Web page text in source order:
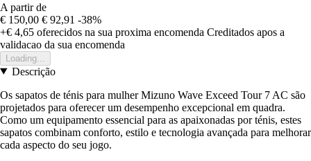
A partir de
€ 150,00 € 92,91 -38%
+€ 4,65 oferecidos na sua proxima encomenda Creditados apos a
validacao da sua encomenda
Loading...
Descrição
Os sapatos de ténis para mulher Mizuno Wave Exceed Tour 7 AC são
projetados para oferecer um desempenho excepcional em quadra.
Como um equipamento essencial para as apaixonadas por ténis, estes
sapatos combinam conforto, estilo e tecnologia avançada para melhorar
cada aspecto do seu jogo.